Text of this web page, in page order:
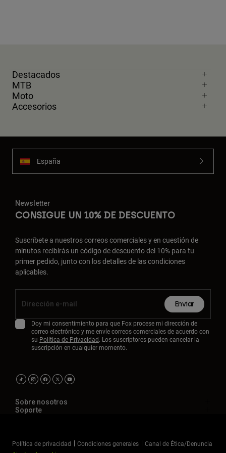
Destacados
MTB
Moto
Accesorios
España
Newsletter
CONSIGUE UN 10% DE DESCUENTO
Suscríbete a nuestros correos comerciales y en cuestión de
minutos recibirás un código de descuento del 10% para tu
primer pedido, junto con los detalles de las condiciones
aplicables.
Enviar
Doy mi consentimiento para que Fox procese mi dirección de
correo electrónico y me envíe correos comerciales de acuerdo con
su Política de Privacidad. Los suscriptores pueden cancelar la
suscripción en cualquier momento.
Sobre nosotros
Soporte
Política de privacidad Condiciones generales
Canal de Ética/Denuncia